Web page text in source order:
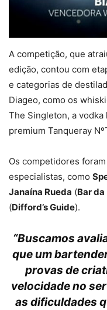
A competição, que
edição, contou com
e categorias de
Diageo, como os
The Singleton, a
premium Tanqueray
Os competidores
especialistas, como
Janaína Rueda (Bar da
(Difford’s Guide).
“Buscamos
que um
provas de
velocidade no
as dificuldades